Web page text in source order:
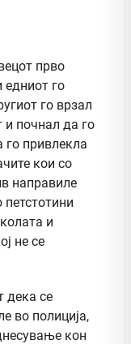
прво
едниот го
го врзал
и почнал да го
го привлекла
кои со
направиле
петстотини
и
не се
дека се
во полиција,
кон